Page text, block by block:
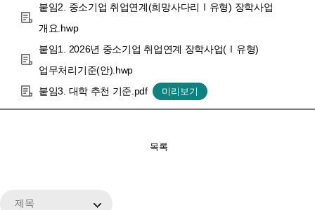
붙임2. 중소기업 취업연계(희망사다리Ⅰ유형) 장학사업
개요.hwp
붙임1. 2026년 중소기업 취업연계 장학사업(Ⅰ유형)
업무처리기준(안).hwp
붙임3. 대학 추천 기준.pdf
목록
제목